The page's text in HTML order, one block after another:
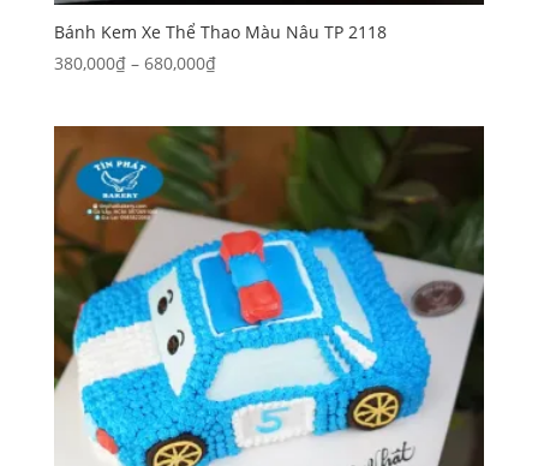
Bánh Kem Xe Thể Thao Màu Nâu TP 2118
380,000₫ – 680,000₫Khoảng
380,000₫
đến
680,000₫